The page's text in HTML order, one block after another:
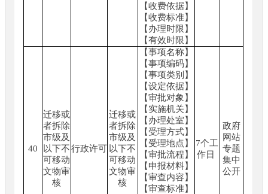
【收费依据】
【收费标准】
【办理时限】
【有效时限】
40
迁移或
者拆除
市级及
以下不
可移动
文物审
核
行政许可
迁移或
者拆除
市级及
以下不
可移动
文物审
核
【事项名称】
【事项编码】
【事项类别】
【设定依据】
【审批对象】
【实施机关】
【办理处室】
【受理方式】
【受理地点】
【审批流程】
【申报材料】
【审查内容】
【审查标准】
7个工
作日
政府
网站
专题
集中
公开